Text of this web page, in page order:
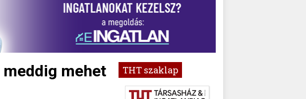
mehet
THT szaklap